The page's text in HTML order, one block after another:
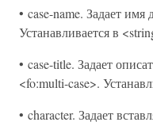
• case-name. Задает имя
Устанавливается в
• case-title. Задает
<fo:multi-case>.
• character. Задает